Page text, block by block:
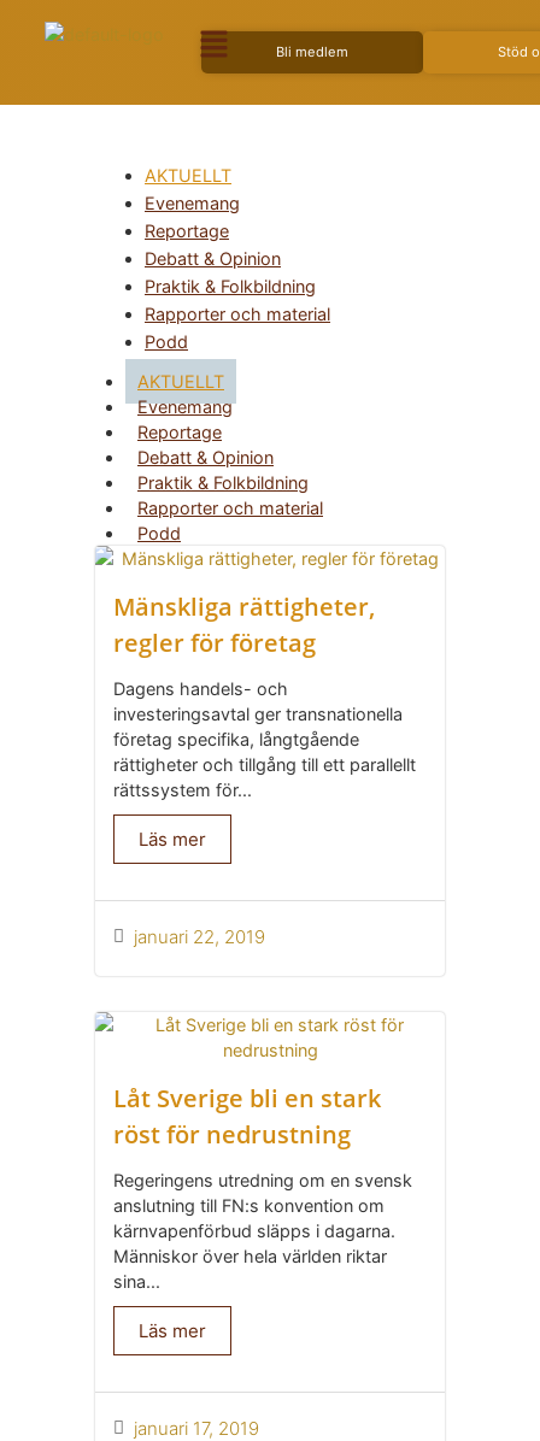
Bli medlem Stöd
AKTUELLT
Evenemang
Reportage
Debatt & Opinion
Praktik & Folkbildning
Rapporter och material
Podd
AKTUELLT
Evenemang
Reportage
Debatt & Opinion
Praktik & Folkbildning
Rapporter och material
Podd
Mänskliga rättigheter,
regler för företag
januari 22, 2019
Dagens handels- och
investeringsavtal ger transnationella
företag specifika, långtgående
rättigheter och tillgång till ett parallellt
rättssystem för...
Läs mer
Låt Sverige bli en stark
röst för nedrustning
januari 17, 2019
Regeringens utredning om en svensk
anslutning till FN:s konvention om
kärnvapenförbud släpps i dagarna.
Människor över hela världen riktar
sina...
Läs mer